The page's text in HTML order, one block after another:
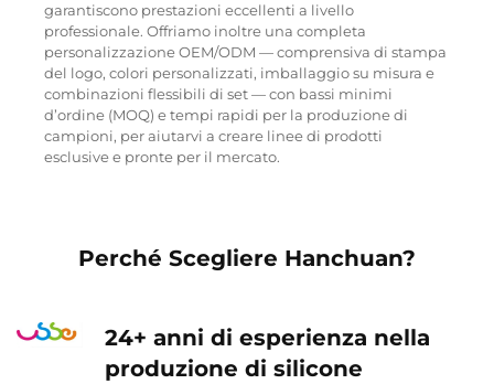
garantiscono prestazioni eccellenti a livello
professionale. Offriamo inoltre una completa
personalizzazione OEM/ODM — comprensiva di stampa
del logo, colori personalizzati, imballaggio su misura e
combinazioni flessibili di set — con bassi minimi
d’ordine (MOQ) e tempi rapidi per la produzione di
campioni, per aiutarvi a creare linee di prodotti
esclusive e pronte per il mercato.
Perché Scegliere Hanchuan?
24+ anni di esperienza nella
produzione di silicone